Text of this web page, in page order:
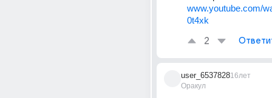
www.youtube.com/
0t4xk
2
user_6537828
Оракул
16лет